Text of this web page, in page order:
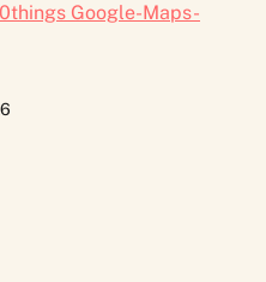
Google-Maps-